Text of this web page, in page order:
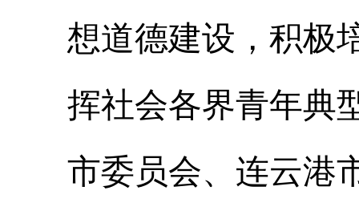
想道德建设，积极
挥社会各界青年典
市委员会、连云港